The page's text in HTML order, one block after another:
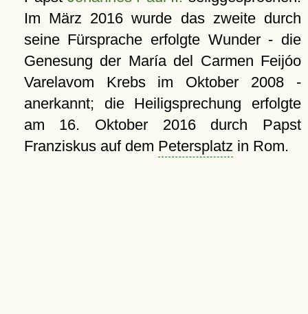
Im März 2016 wurde das zweite durch
seine Fürsprache erfolgte Wunder - die
Genesung der María del Carmen Feijóo
Varelavom Krebs im Oktober 2008 -
anerkannt; die Heiligsprechung erfolgte
am 16. Oktober 2016durch Papst
Franziskus auf dem Petersplatz in Rom.